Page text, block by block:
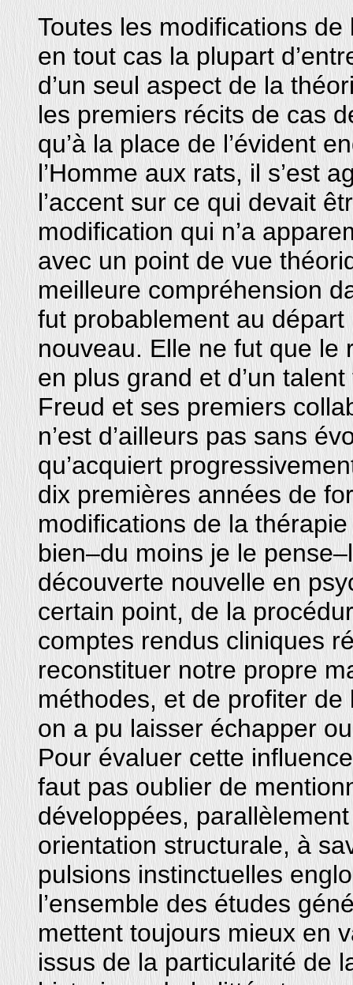
Toutes les modifications
en tout cas la plupart
d’un seul aspect de la
les premiers récits de cas
qu’à la place de l’évident
l’Homme aux rats, il s’est
l’accent sur ce qui devait
modification qui n’a
avec un point de vue
meilleure compréhension
fut probablement au départ
nouveau. Elle ne fut que le
en plus grand et d’un
Freud et ses premiers
n’est d’ailleurs pas sans
qu’acquiert
dix premières années de
modifications de la
bien–du moins je le
découverte nouvelle en
certain point, de la
comptes rendus cliniques
reconstituer notre propre
méthodes, et de profiter de
on a pu laisser échapper
Pour évaluer cette
faut pas oublier de
développées,
orientation structurale, à
pulsions instinctuelles
l’ensemble des études
mettent toujours mieux en
issus de la particularité de